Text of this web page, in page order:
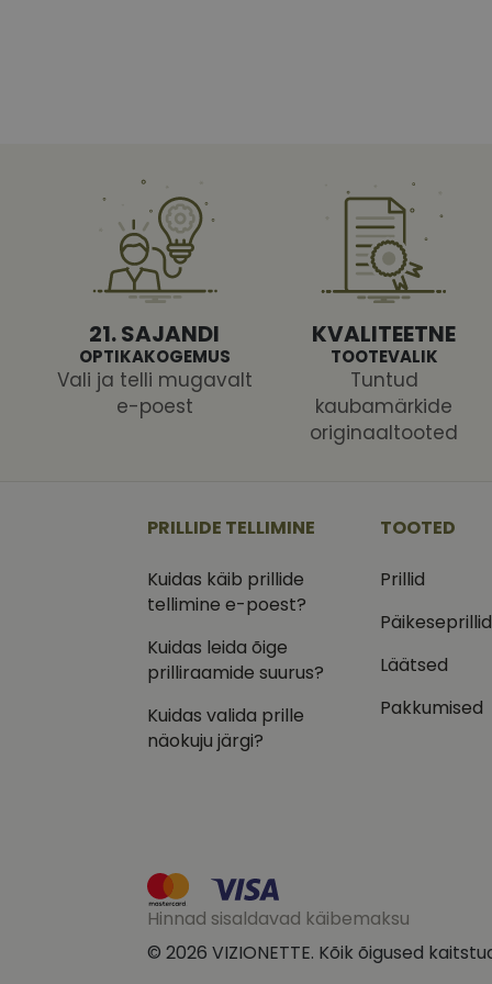
21. SAJANDI
OPTIKAKOGEMUS
Vali ja telli mugavalt
e-poest
KVALITEETNE
TOOTEVALIK
Tuntud
kaubamärkide
originaaltooted
PRILLIDE TELLIMINE
Kuidas käib prillide
tellimine e-poest?
Kuidas leida õige
prilliraamide suurus?
Kuidas valida prille
näokuju järgi?
TOOTED
Prillid
Päikeseprillid
Läätsed
Pakkumised
Hinnad sisaldavad käibemaksu
© 2026 VIZIONETTE. Kõik õigused
shipping_country
CookieScriptConsent
csrftoken
_ga_VQ82NFQ41G
__kla_id
test_cookie
_fbp